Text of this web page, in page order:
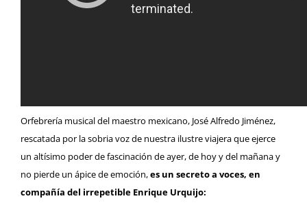
Orfebrería musical del maestro mexicano, José Alfredo Jiménez,
rescatada por la sobria voz de nuestra ilustre viajera que ejerce
un altísimo poder de fascinación de ayer, de hoy y del mañana y
no pierde un ápice de emoción,es un secreto a voces, en
compañía del irrepetible Enrique Urquijo: